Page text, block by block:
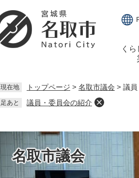
く
現在地 トップページ > 名取市議会 > 議員
足あと 議員・委員会の紹介
名取市議会